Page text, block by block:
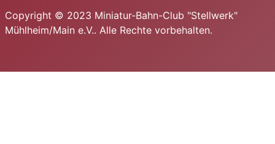
Copyright © 2023 Miniatur-Bahn-Club "Stellwerk"
Mühlheim/Main e.V.. Alle Rechte vorbehalten.